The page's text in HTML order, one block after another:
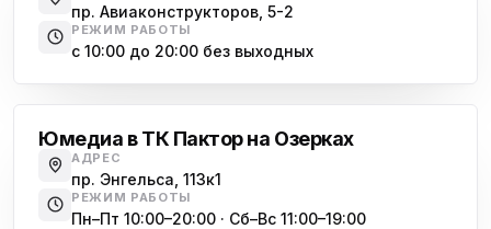
пр. Авиаконструкторов, 5-2
РЕЖИМ РАБОТЫ
с 10:00 до 20:00 без выходных
Юмедиа в ТК Пактор на Озерках
АДРЕС
пр. Энгельса, 113к1
РЕЖИМ РАБОТЫ
Пн–Пт 10:00–20:00 · Сб–Вс 11:00–19:00